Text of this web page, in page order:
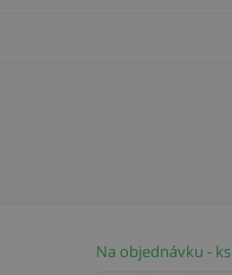
Na objednávku - ks